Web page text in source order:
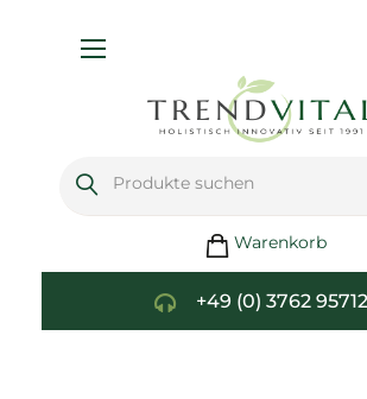
Warenkorb
+49 (0) 3762